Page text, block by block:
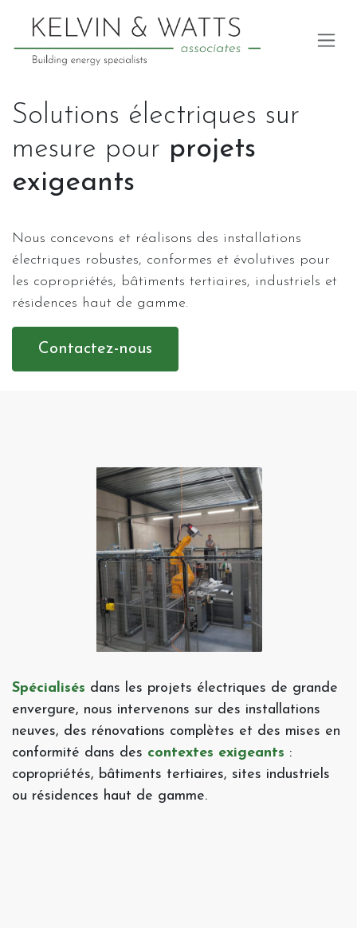
Solutions électriques sur
mesure pour projets
exigeants
Nous concevons et réalisons des installations
électriques robustes, conformes et évolutives pour
les copropriétés, bâtiments tertiaires, industriels et
résidences haut de gamme.
Contactez-nous
Spécialisés dans les projets électriques de grande
envergure, nous intervenons sur des installations
neuves, des rénovations complètes et des mises en
conformité dans des contextes exigeants :
copropriétés, bâtiments tertiaires, sites industriels
ou résidences haut de gamme.